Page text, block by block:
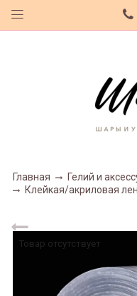
Главная Гелий и
Клейкая/акриловая
Товар отсутствует